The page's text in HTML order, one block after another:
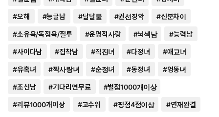
#오해 #능글남 #달달물 #권선징악 #신분차이
#소유욕/독점욕/질투 #운명적사랑 #뇌섹남 #능력남
#사이다남 #집착남 #직진녀 #다정녀 #애교녀
#유혹녀 #짝사랑녀 #순정녀 #동정녀 #엉뚱녀
#조신남 #기다리면무료 #별점1000개이상
#리뷰1000개이상 #고수위 #평점4점이상 #연재완결